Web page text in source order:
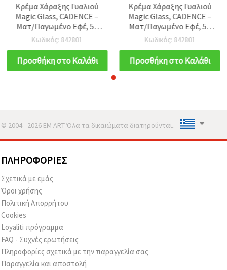
Κρέμα Χάραξης Γυαλιού
Magic Glass, CADENCE –
Ματ/Παγωμένο Εφέ, 59
ml – DIY Χάραξη σε Γυαλί
& Καθρέφτη για Στένσιλ,
Χειροτεχνίες &
Διακόσμηση Σπιτιού
Κωδικός: 842801
Προσθήκη στο Καλάθι
Κρέμα Χάραξης Γυαλιού
Magic Glass, CADENCE –
Ματ/Παγωμένο Εφέ, 59
ml – DIY Χάραξη σε Γυαλί
& Καθρέφτη για Στένσιλ,
Χειροτεχνίες &
Διακόσμηση Σπιτιού
Κωδικός: 842801
Προσθήκη στο Καλάθι
© 2004 - 2026 EM ART Όλα τα δικαιώματα διατηρούνται..
ΠΛΗΡΟΦΟΡΊΕΣ
Σχετικά με εμάς
Όροι χρήσης
Πολιτική Απορρήτου
Cookies
Loyaliti πρόγραμμα
FAQ - Συχνές ερωτήσεις
Πληροφορίες σχετικά με την παραγγελία σας
Παραγγελία και αποστολή